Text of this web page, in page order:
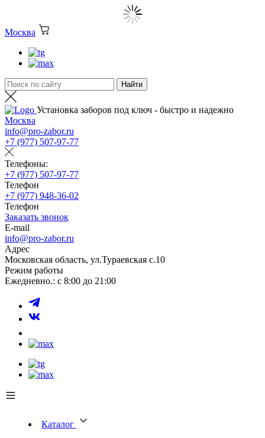
Москва
Установка заборов под ключ - быстро и надежно
Москва
info@pro-zabor.ru
+7 (977) 507-97-77
Телефоны:
+7 (977) 507-97-77
Телефон
+7 (977) 948-36-02
Телефон
Заказать звонок
E-mail
info@pro-zabor.ru
Адрес
Московская область, ул.Тураевская с.10
Режим работы
Ежедневно.: с 8:00 до 21:00
Каталог